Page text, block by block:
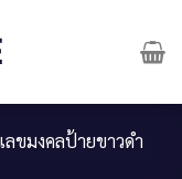
ลขมงคลป้ายขาวดำ